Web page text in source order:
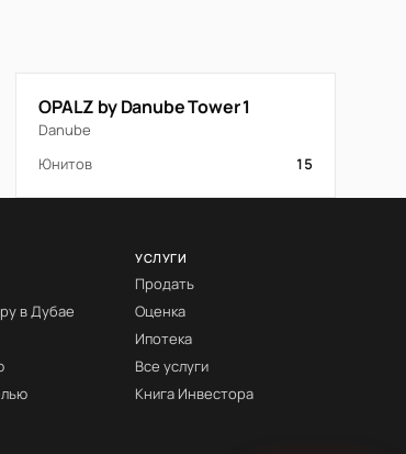
OPALZ by Danube Tower 1
Danube
Юнитов
15
в Дубае
УСЛУГИ
Продать
Оценка
Ипотека
Все услуги
Книга Инвестора